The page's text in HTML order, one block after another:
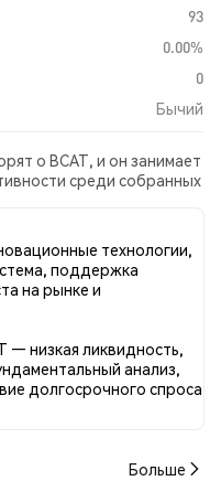
93
0.00%
0
Бычий
о BCAT, и он занимает
среди собранных
Всего было
BCAT. В Twitter 34.04%
с 5.32% твитов с
твитов были
Эти данные основаны
технологии,
поддержка
на рынке и
— низкая ликвидность,
анализ,
долгосрочного спроса
Больше